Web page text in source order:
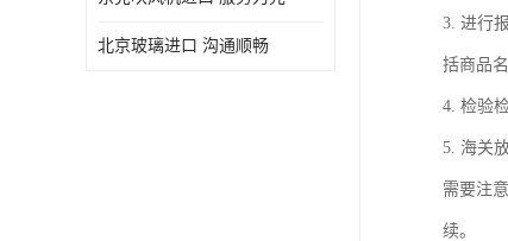
北京玻璃进口 沟通顺畅
3. 进行
括商品
4. 检验
5. 海关
需要注
续。